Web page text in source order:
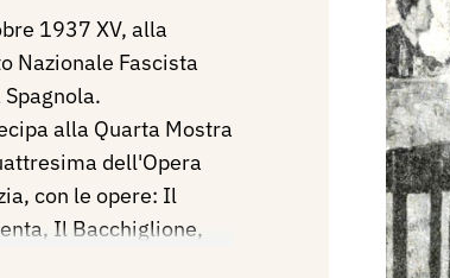
1937 XV, alla
Nazionale Fascista
alla Quarta Mostra
dell'Opera
con le opere: Il
Il Bacchiglione,